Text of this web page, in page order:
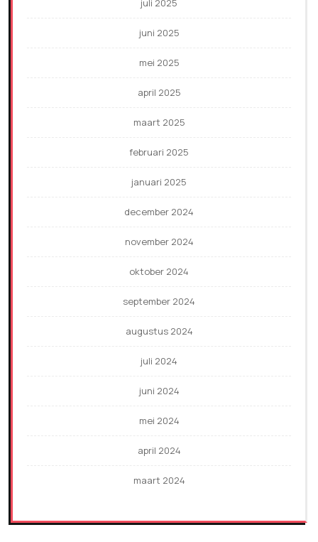
juli 2025
juni 2025
mei 2025
april 2025
maart 2025
februari 2025
januari 2025
december 2024
november 2024
oktober 2024
september 2024
augustus 2024
juli 2024
juni 2024
mei 2024
april 2024
maart 2024